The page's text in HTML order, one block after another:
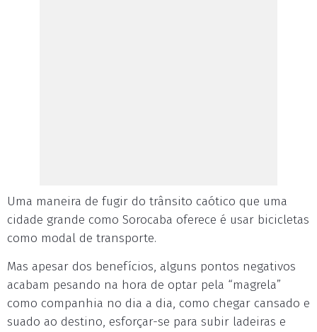
Uma maneira de fugir do trânsito caótico que uma
cidade grande como Sorocaba oferece é usar bicicletas
como modal de transporte.
Mas apesar dos benefícios, alguns pontos negativos
acabam pesando na hora de optar pela “magrela”
como companhia no dia a dia, como chegar cansado e
suado ao destino, esforçar-se para subir ladeiras e